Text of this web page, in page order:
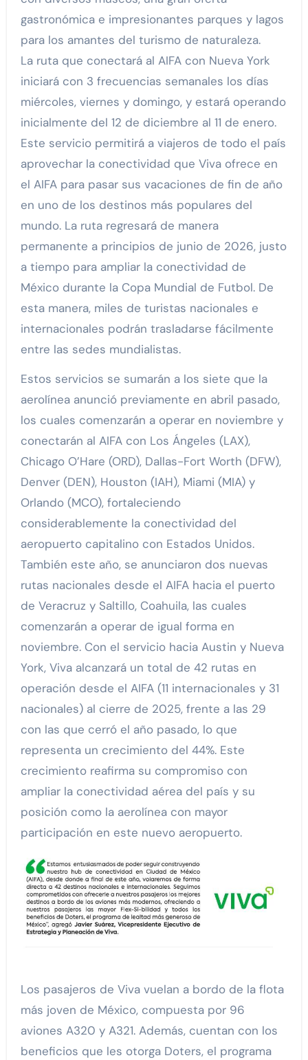
gastronómica e impresionantes parques y lagos
para los amantes del turismo de naturaleza.
La ruta que conectará al AIFA con Nueva York
iniciará con 3 frecuencias semanales los días
miércoles, viernes y domingo, y estará operando
inicialmente del 12 de diciembre al 11 de enero.
Este servicio permitirá a viajeros de todo el país
aprovechar la conectividad que Viva ofrece en
el AIFA para pasar sus vacaciones de fin de año
en uno de los destinos más populares del
mundo. La ruta regresará de manera
permanente a principios de junio de 2026, justo
a tiempo para ampliar la conectividad de
México durante la Copa Mundial de Futbol. De
esta manera, miles de turistas nacionales e
internacionales podrán trasladarse fácilmente
entre las sedes mundialistas.
Estos servicios se sumarán a los siete que la
aerolínea anunció previamente en abril pasado,
los cuales comenzarán a operar en noviembre y
conectarán al AIFA con Los Ángeles (LAX),
Chicago O’Hare (ORD), Dallas-Fort Worth (DFW),
Denver (DEN), Houston (IAH), Miami (MIA) y
Orlando (MCO), fortaleciendo
considerablemente la conectividad del
aeropuerto capitalino con Estados Unidos.
También este año, se anunciaron dos nuevas
rutas nacionales desde el AIFA hacia el puerto
de Veracruz y Saltillo, Coahuila, las cuales
comenzarán a operar de igual forma en
noviembre. Con el servicio hacia Austin y Nueva
York, Viva alcanzará un total de 42 rutas en
operación desde el AIFA (11 internacionales y 31
nacionales) al cierre de 2025, frente a las 29
con las que cerró el año pasado, lo que
representa un crecimiento del 44%. Este
crecimiento reafirma su compromiso con
ampliar la conectividad aérea del país y su
posición como la aerolínea con mayor
participación en este nuevo aeropuerto.
Los pasajeros de Viva vuelan a bordo de la flota
más joven de México, compuesta por 96
aviones A320 y A321. Además, cuentan con los
beneficios que les otorga Doters, el programa